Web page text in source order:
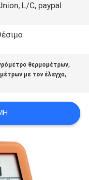
L/C, paypal
θερμομέτρων,
με τον έλεγχο,